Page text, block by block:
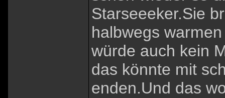
Starseeeker.Sie
halbwegs
würde auch kein
das könnte mit
enden.Und das